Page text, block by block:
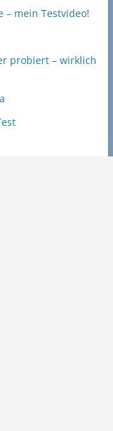
– mein Testvideo!
probiert – wirklich